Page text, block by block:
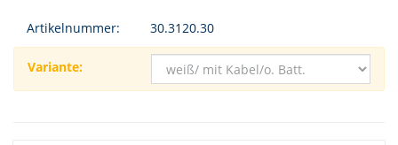
Artikelnummer: 30.3120.30
Variante: